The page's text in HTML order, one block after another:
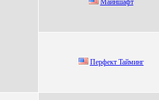
Пepфeкт Taйминг